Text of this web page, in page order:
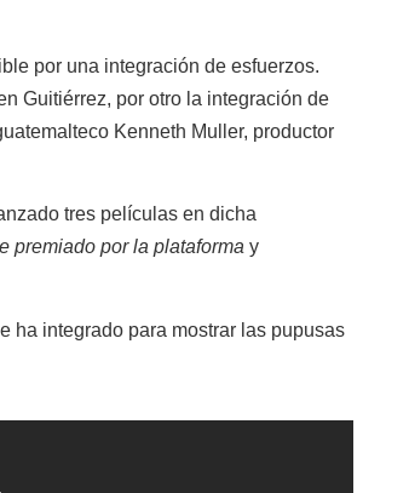
por una integración de esfuerzos.
Guitiérrez, por otro la integración de
Kenneth Muller, productor
tres películas en dicha
premiado por la plataforma y
ha integrado para mostrar las pupusas